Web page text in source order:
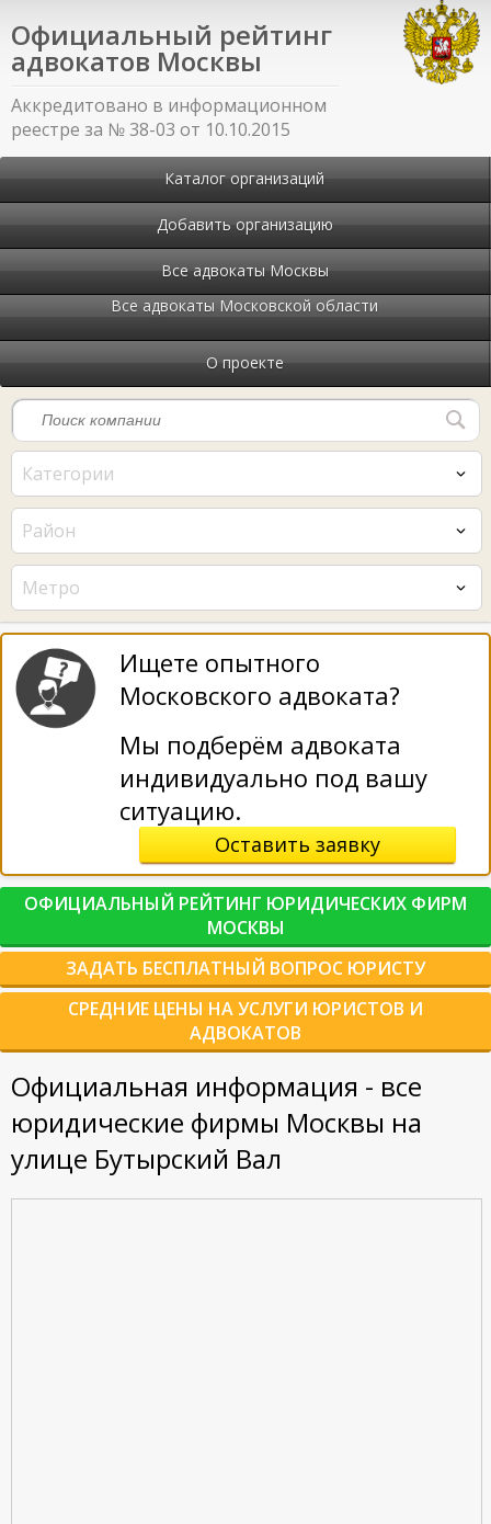
Официальный рейтинг
адвокатов Москвы
Аккредитовано в информационном
реестре за № 38-03 от 10.10.2015
Каталог организаций
Добавить организацию
Все адвокаты Москвы
Все адвокаты Московской области
О проекте
Категории
Район
Метро
Ищете опытного
Московского адвоката?
Мы подберём адвоката
индивидуально под вашу
ситуацию.
Оставить заявку
ОФИЦИАЛЬНЫЙ РЕЙТИНГ ЮРИДИЧЕСКИХ ФИРМ
МОСКВЫ
ЗАДАТЬ БЕСПЛАТНЫЙ ВОПРОС ЮРИСТУ
СРЕДНИЕ ЦЕНЫ НА УСЛУГИ ЮРИСТОВ И
АДВОКАТОВ
Официальная информация - все
юридические фирмы Москвы на
улице Бутырский Вал